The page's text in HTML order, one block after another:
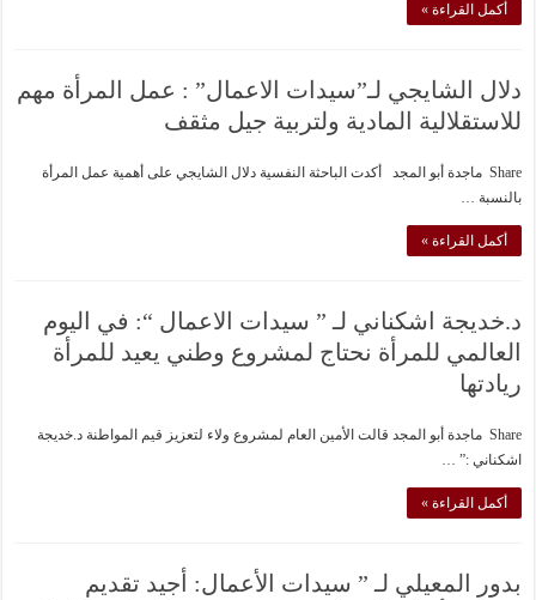
أكمل القراءة »
دلال الشايجي لـ”سيدات الاعمال” : عمل المرأة مهم
للاستقلالية المادية ولتربية جيل مثقف
Share ماجدة أبو المجد أكدت الباحثة النفسية دلال الشايجي على أهمية عمل المرأة
بالنسبة …
أكمل القراءة »
د.خديجة اشكناني لـ ” سيدات الاعمال “: في اليوم
العالمي للمرأة نحتاج لمشروع وطني يعيد للمرأة
ريادتها
Share ماجدة أبو المجد قالت الأمين العام لمشروع ولاء لتعزيز قيم المواطنة د.خديجة
اشكناني :” …
أكمل القراءة »
بدور المعيلي لـ ” سيدات الأعمال: أجيد تقديم